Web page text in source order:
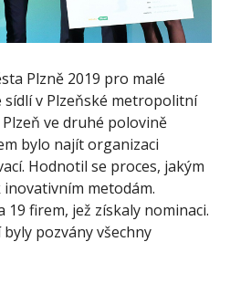
Plzně 2019 pro malé
v Plzeňské metropolitní
ve druhé polovině
bylo najít organizaci
Hodnotil se proces, jakým
metodám.
firem, jež získaly nominaci.
pozvány všechny